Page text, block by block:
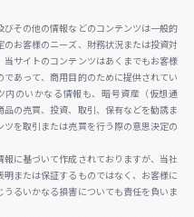
その他の情報などのコンテンツは一般的
お客様のニーズ、財務状況または投資対
サイトのコンテンツはあくまでもお客様
あって、商用目的のために提供されてい
のいかなる情報も、暗号資産（仮想通
の売買、投資、取引、保有などを勧誘ま
を取引または売買を行う際の意思決定の
に基づいて作成されておりますが、当社
または保証するものではなく、お客様に
るいかなる損害についても責任を負いま